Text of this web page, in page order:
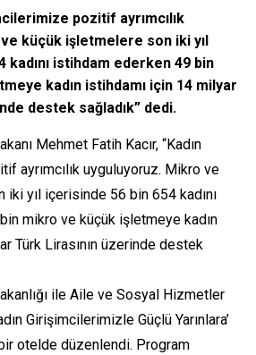
pozitif ayrımcılık
küçük işletmelere son iki yıl
kadını istihdam ederken 49 bin
kadın istihdamı için 14 milyar
destek sağladık” dedi.
Mehmet Fatih Kacır, “Kadın
ayrımcılık uyguluyoruz. Mikro ve
yıl içerisinde 56 bin 654 kadını
mikro ve küçük işletmeye kadın
Türk Lirasının üzerinde destek
ile Aile ve Sosyal Hizmetler
Girişimcilerimizle Güçlü Yarınlara’
otelde düzenlendi. Program